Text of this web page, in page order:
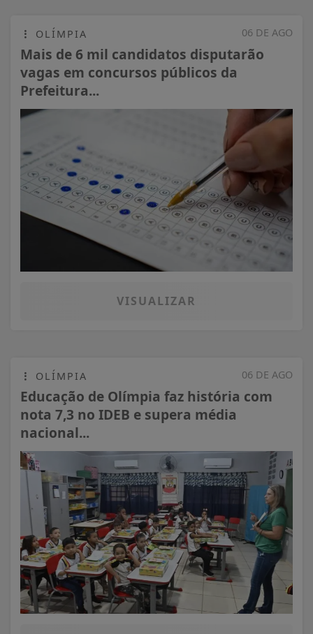
06 DE AGO
OLÍMPIA
Mais de 6 mil candidatos disputarão
vagas em concursos públicos da
Prefeitura...
VISUALIZAR
06 DE AGO
OLÍMPIA
Educação de Olímpia faz história com
nota 7,3 no IDEB e supera média
nacional...